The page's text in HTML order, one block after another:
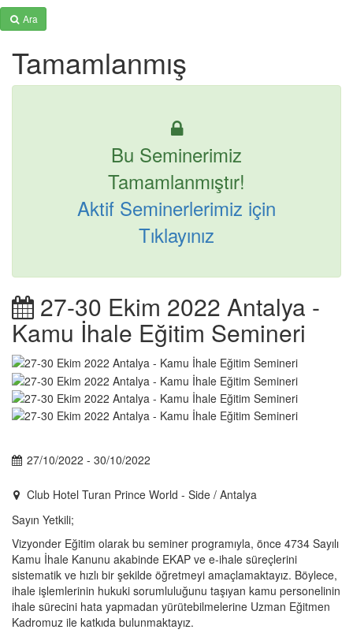
Ara
Tamamlanmış
Bu Seminerimiz
Tamamlanmıştır!
Aktif Seminerlerimiz için
Tıklayınız
27-30 Ekim 2022 Antalya -
Kamu İhale Eğitim Semineri
27/10/2022 - 30/10/2022
Club Hotel Turan Prince World - Side / Antalya
Sayın Yetkili;
Vizyonder Eğitim olarak bu seminer programıyla, önce 4734 Sayılı
Kamu İhale Kanunu akabinde EKAP ve e-ihale süreçlerini
sistematik ve hızlı bir şekilde öğretmeyi amaçlamaktayız. Böylece,
ihale işlemlerinin hukuki sorumluluğunu taşıyan kamu personelinin
ihale sürecini hata yapmadan yürütebilmelerine Uzman Eğitmen
Kadromuz ile katkıda bulunmaktayız.